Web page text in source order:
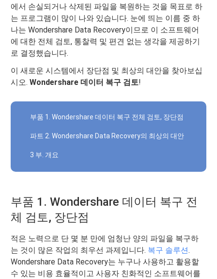
에서 손실되거나 삭제된 파일을 복원하는 것을 목표로 하
는 프로그램이 많이 나와 있습니다. 눈에 띄는 이름 중 하
나는 Wondershare Data Recovery이므로 이 소프트웨어
에 대한 전체 검토, 통찰력 및 편견 없는 생각을 제공하기
로 결정했습니다.
이 새로운 시스템에서 장단점 및 최상의 대안을 찾아보십
시오.Wondershare 데이터 복구 검토!
부품 1. Wondershare 데이터 복구 전체 검토, 장단점
파트 2. Wondershare Data Recovery의 최상의 대안
3 부. 개요
부품 1. Wondershare 데이터 복구 전
체 검토, 장단점
적은 노력으로 단 몇 분 만에 엄청난 양의 파일을 복구하
는 것이 많은 작업의 최우선 과제입니다. 복구 솔루션.
Wondershare Data Recovery는 누구나 사용하고 활용할
수 있는 비용 효율적이고 사용자 친화적인 소프트웨어를